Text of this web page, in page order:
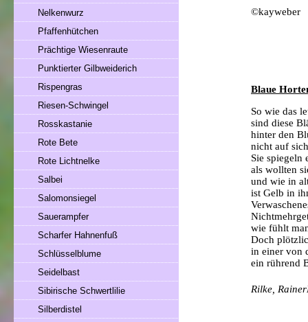
©kayweber
Blaue
So wie das
sind diese
hinter den
nicht auf
Sie spiegeln
als wollten
und wie in
ist Gelb in
wie fühlt
Doch
in einer von
ein rührend
Rilke,
Nelkenwurz
Pfaffenhütchen
Prächtige Wiesenraute
Punktierter Gilbweiderich
Rispengras
Riesen-Schwingel
Rosskastanie
Rote Bete
Rote Lichtnelke
Salbei
Salomonsiegel
Sauerampfer
Scharfer Hahnenfuß
Schlüsselblume
Seidelbast
Sibirische Schwertlilie
Silberdistel